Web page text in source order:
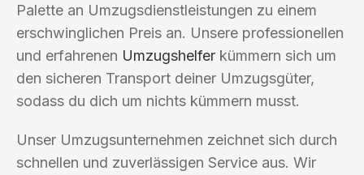
Palette an Umzugsdienstleistungen zu einem
erschwinglichen Preis an. Unsere professionellen
und erfahrenen Umzugshelfer kümmern sich um
den sicheren Transport deiner Umzugsgüter,
sodass du dich um nichts kümmern musst.
Unser Umzugsunternehmen zeichnet sich durch
schnellen und zuverlässigen Service aus. Wir